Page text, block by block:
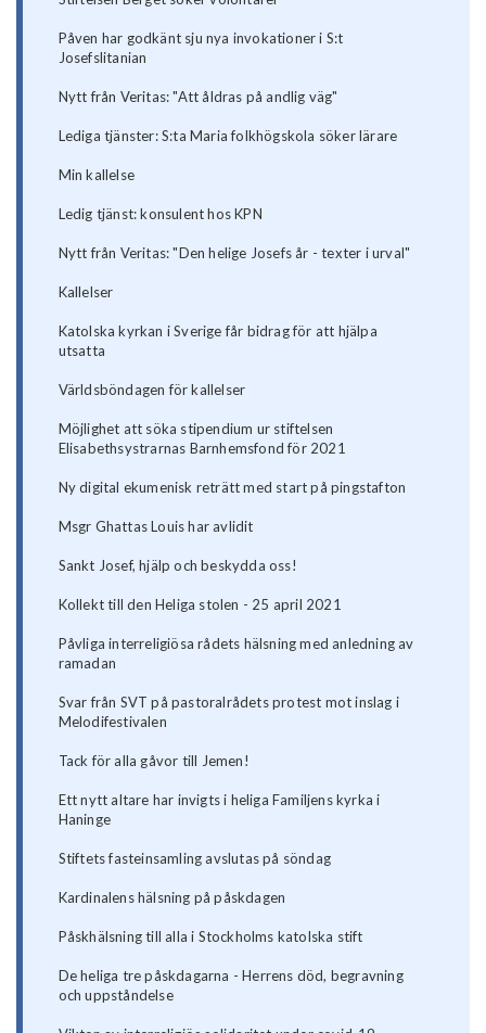
Påven har godkänt sju nya invokationer i S:t
Josefslitanian
Nytt från Veritas: "Att åldras på andlig väg"
Lediga tjänster: S:ta Maria folkhögskola söker lärare
Min kallelse
Ledig tjänst: konsulent hos KPN
Nytt från Veritas: "Den helige Josefs år - texter i urval"
Kallelser
Katolska kyrkan i Sverige får bidrag för att hjälpa
utsatta
Världsböndagen för kallelser
Möjlighet att söka stipendium ur stiftelsen
Elisabethsystrarnas Barnhemsfond för 2021
Ny digital ekumenisk reträtt med start på pingstafton
Msgr Ghattas Louis har avlidit
Sankt Josef, hjälp och beskydda oss!
Kollekt till den Heliga stolen - 25 april 2021
Påvliga interreligiösa rådets hälsning med anledning av
ramadan
Svar från SVT på pastoralrådets protest mot inslag i
Melodifestivalen
Tack för alla gåvor till Jemen!
Ett nytt altare har invigts i heliga Familjens kyrka i
Haninge
Stiftets fasteinsamling avslutas på söndag
Kardinalens hälsning på påskdagen
Påskhälsning till alla i Stockholms katolska stift
De heliga tre påskdagarna - Herrens död, begravning
och uppståndelse